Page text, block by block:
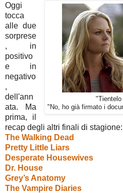
"Tientelo
"No, ho già firmato i
Oggi
tocca
alle due
sorprese
, in
positivo
e in
negativo
,
dell'ann
ata. Ma
prima, il
recap degli altri finali di stagione:
The Walking Dead
Pretty Little Liars
Desperate Housewives
Dr. House
Grey’s Anatomy
The Vampire Diaries